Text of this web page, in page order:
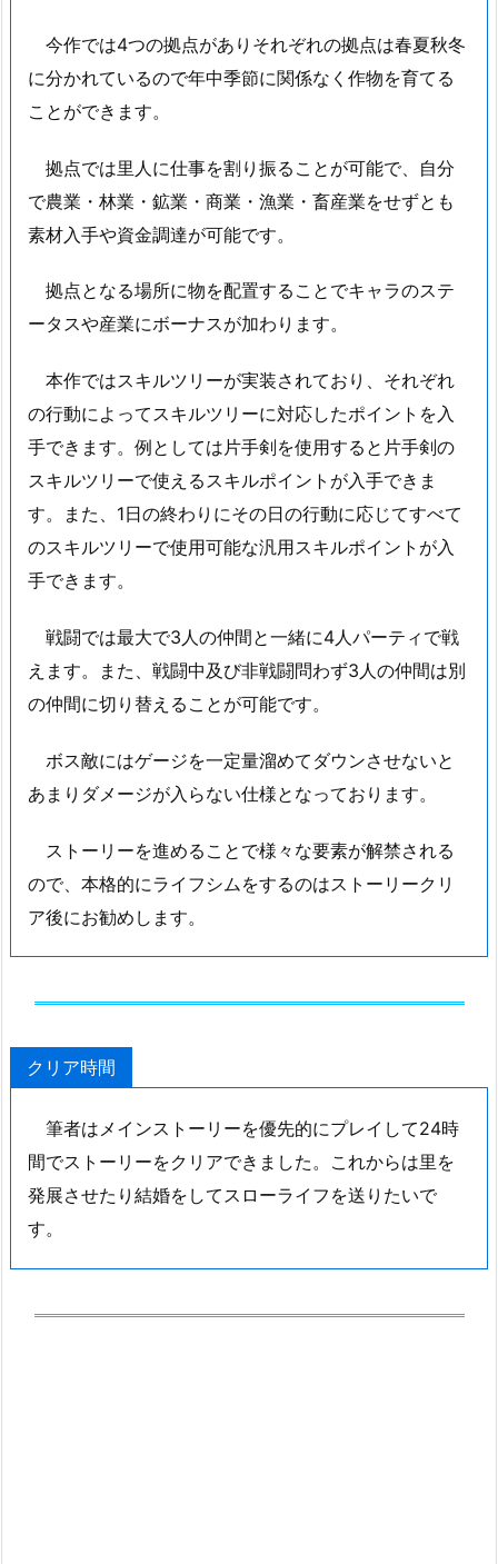
今作では4つの拠点がありそれぞれの拠点は春夏秋冬
に分かれているので年中季節に関係なく作物を育てる
ことができます。
拠点では里人に仕事を割り振ることが可能で、自分
で農業・林業・鉱業・商業・漁業・畜産業をせずとも
素材入手や資金調達が可能です。
拠点となる場所に物を配置することでキャラのステ
ータスや産業にボーナスが加わります。
本作ではスキルツリーが実装されており、それぞれ
の行動によってスキルツリーに対応したポイントを入
手できます。例としては片手剣を使用すると片手剣の
スキルツリーで使えるスキルポイントが入手できま
す。また、1日の終わりにその日の行動に応じてすべて
のスキルツリーで使用可能な汎用スキルポイントが入
手できます。
戦闘では最大で3人の仲間と一緒に4人パーティで戦
えます。また、戦闘中及び非戦闘問わず3人の仲間は別
の仲間に切り替えることが可能です。
ボス敵にはゲージを一定量溜めてダウンさせないと
あまりダメージが入らない仕様となっております。
ストーリーを進めることで様々な要素が解禁される
ので、本格的にライフシムをするのはストーリークリ
ア後にお勧めします。
クリア時間
筆者はメインストーリーを優先的にプレイして24時
間でストーリーをクリアできました。これからは里を
発展させたり結婚をしてスローライフを送りたいで
す。